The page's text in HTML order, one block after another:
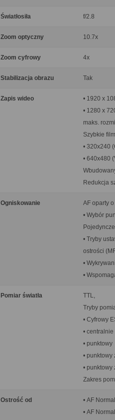
Światłosiła f/2.8
Zoom optyczny 10.7x
Zoom cyfrowy 4x
Stabilizacja obrazu Tak
Zapis wideo
• 1920 x
• 1280 x
maks.
Szybkie
• 320x240
• 640x480
Redukcja
Ogniskowanie
AF oparty
• Wybór
• Tryby
ostrości
•
•
Pomiar światła
TTL,
Tryby
• Cyfrowy
•
• punktowy
• punktowy
• punktowy
Zakres
Ostrość od
• AF
• AF